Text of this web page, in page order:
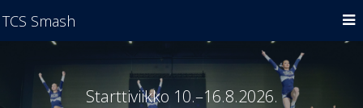
Starttiviikko 10.–16.8.2026.
TCS Smash